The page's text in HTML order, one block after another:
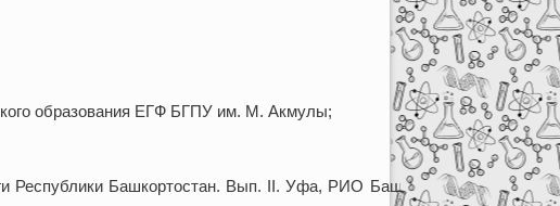
образования ЕГФ БГПУ им. М. Акмулы;
Республики Башкортостан. Вып. II. Уфа, РИО БашГУ, 2010 г.